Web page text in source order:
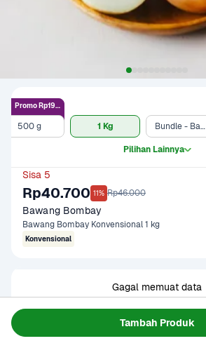
Tambah Produk
500 g
Promo Rp19.9rb
1 Kg Bundle - Bawang Bombay 500 gram & Telur Ayam Negeri 10 pcs
Pilihan Lainnya
Sisa 5
Rp40.700 11% Rp46.000
Bawang Bombay
Bawang Bombay Konvensional 1 kg
Konvensional
Gagal memuat data